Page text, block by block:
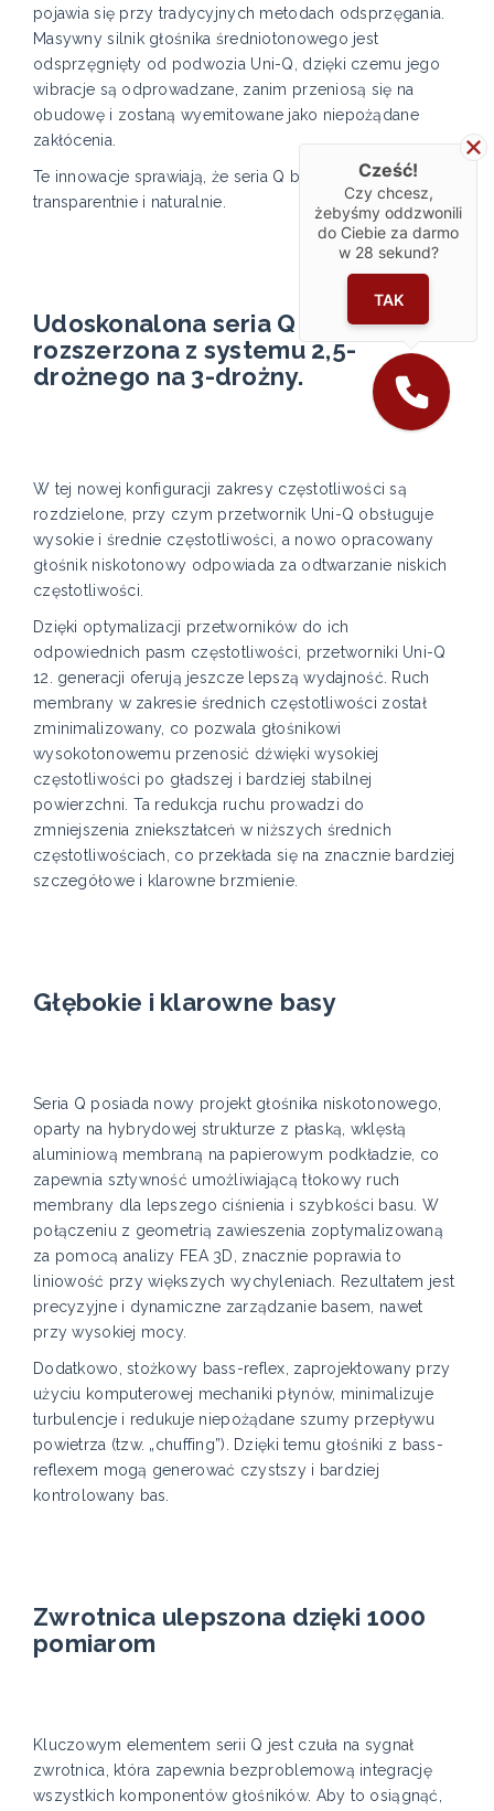
pojawia się przy tradycyjnych metodach odsprzęgania.
Masywny silnik głośnika średniotonowego jest
odsprzęgnięty od podwozia Uni-Q, dzięki czemu jego
wibracje są odprowadzane, zanim przeniosą się na
obudowę i zostaną wyemitowane jako niepożądane
zakłócenia.
Te innowacje sprawiają, że seria Q brzmi jeszcze bardziej
transparentnie i naturalnie.
Udoskonalona seria Q została
rozszerzona z systemu 2,5-
drożnego na 3-drożny.
W tej nowej konfiguracji zakresy częstotliwości są
rozdzielone, przy czym przetwornik Uni-Q obsługuje
wysokie i średnie częstotliwości, a nowo opracowany
głośnik niskotonowy odpowiada za odtwarzanie niskich
częstotliwości.
Dzięki optymalizacji przetworników do ich
odpowiednich pasm częstotliwości, przetworniki Uni-Q
12. generacji oferują jeszcze lepszą wydajność. Ruch
membrany w zakresie średnich częstotliwości został
zminimalizowany, co pozwala głośnikowi
wysokotonowemu przenosić dźwięki wysokiej
częstotliwości po gładszej i bardziej stabilnej
powierzchni. Ta redukcja ruchu prowadzi do
zmniejszenia zniekształceń w niższych średnich
częstotliwościach, co przekłada się na znacznie bardziej
szczegółowe i klarowne brzmienie.
Głębokie i klarowne basy
Seria Q posiada nowy projekt głośnika niskotonowego,
oparty na hybrydowej strukturze z płaską, wklęsłą
aluminiową membraną na papierowym podkładzie, co
zapewnia sztywność umożliwiającą tłokowy ruch
membrany dla lepszego ciśnienia i szybkości basu. W
połączeniu z geometrią zawieszenia zoptymalizowaną
za pomocą analizy FEA 3D, znacznie poprawia to
liniowość przy większych wychyleniach. Rezultatem jest
precyzyjne i dynamiczne zarządzanie basem, nawet
przy wysokiej mocy.
Dodatkowo, stożkowy bass-reflex, zaprojektowany przy
użyciu komputerowej mechaniki płynów, minimalizuje
turbulencje i redukuje niepożądane szumy przepływu
powietrza (tzw. „chuffing”). Dzięki temu głośniki z bass-
reflexem mogą generować czystszy i bardziej
kontrolowany bas.
Zwrotnica ulepszona dzięki 1000
pomiarom
Kluczowym elementem serii Q jest czuła na sygnał
zwrotnica, która zapewnia bezproblemową integrację
wszystkich komponentów głośników. Aby to osiągnąć,
Cześć!
Czy chcesz,
żebyśmy oddzwonili
do Ciebie za darmo
w 28 sekund?
TAK